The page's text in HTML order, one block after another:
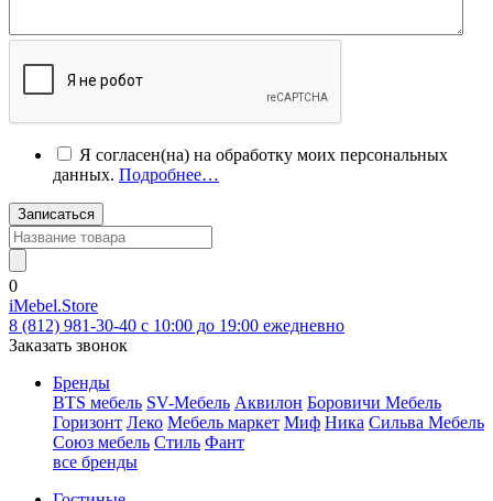
Я согласен(на) на обработку моих персональных
данных. Подробнее…
Записаться
0
iMebel.Store
8 (812) 981-30-40 c 10:00 до 19:00 ежедневно
Заказать звонок
Бренды
BTS мебель SV-Мебель Аквилон Боровичи Мебель
Горизонт Леко Мебель маркет Миф Ника Сильва Мебель
Союз мебель Стиль Фант
все бренды